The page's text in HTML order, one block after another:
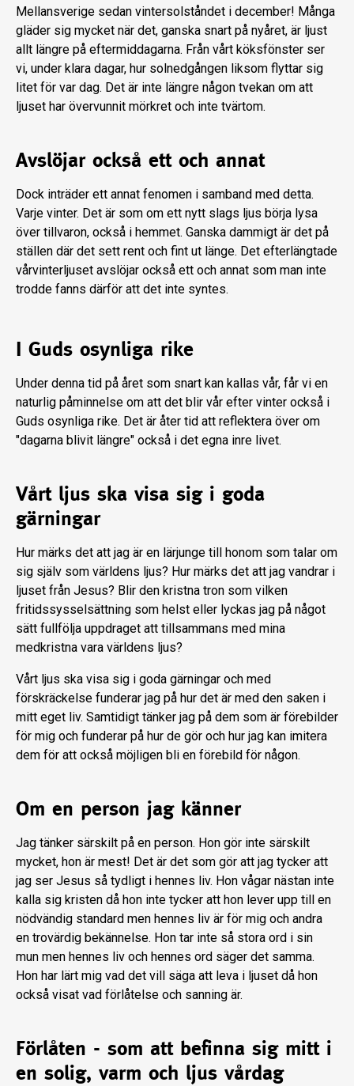
Mellansverige sedan vintersolståndet i december! Många
gläder sig mycket när det, ganska snart på nyåret, är ljust
allt längre på eftermiddagarna. Från vårt köksfönster ser
vi, under klara dagar, hur solnedgången liksom flyttar sig
litet för var dag. Det är inte längre någon tvekan om att
ljuset har övervunnit mörkret och inte tvärtom.
Avslöjar också ett och annat
Dock inträder ett annat fenomen i samband med detta.
Varje vinter. Det är som om ett nytt slags ljus börja lysa
över tillvaron, också i hemmet. Ganska dammigt är det på
ställen där det sett rent och fint ut länge. Det efterlängtade
vårvinterljuset avslöjar också ett och annat som man inte
trodde fanns därför att det inte syntes.
I Guds osynliga rike
Under denna tid på året som snart kan kallas vår, får vi en
naturlig påminnelse om att det blir vår efter vinter också i
Guds osynliga rike. Det är åter tid att reflektera över om
"dagarna blivit längre" också i det egna inre livet.
Vårt ljus ska visa sig i goda
gärningar
Hur märks det att jag är en lärjunge till honom som talar om
sig själv som världens ljus? Hur märks det att jag vandrar i
ljuset från Jesus? Blir den kristna tron som vilken
fritidssysselsättning som helst eller lyckas jag på något
sätt fullfölja uppdraget att tillsammans med mina
medkristna vara världens ljus?
Vårt ljus ska visa sig i goda gärningar och med
förskräckelse funderar jag på hur det är med den saken i
mitt eget liv. Samtidigt tänker jag på dem som är förebilder
för mig och funderar på hur de gör och hur jag kan imitera
dem för att också möjligen bli en förebild för någon.
Om en person jag känner
Jag tänker särskilt på en person. Hon gör inte särskilt
mycket, hon är mest! Det är det som gör att jag tycker att
jag ser Jesus så tydligt i hennes liv. Hon vågar nästan inte
kalla sig kristen då hon inte tycker att hon lever upp till en
nödvändig standard men hennes liv är för mig och andra
en trovärdig bekännelse. Hon tar inte så stora ord i sin
mun men hennes liv och hennes ord säger det samma.
Hon har lärt mig vad det vill säga att leva i ljuset då hon
också visat vad förlåtelse och sanning är.
Förlåten - som att befinna sig mitt i
en solig, varm och ljus vårdag